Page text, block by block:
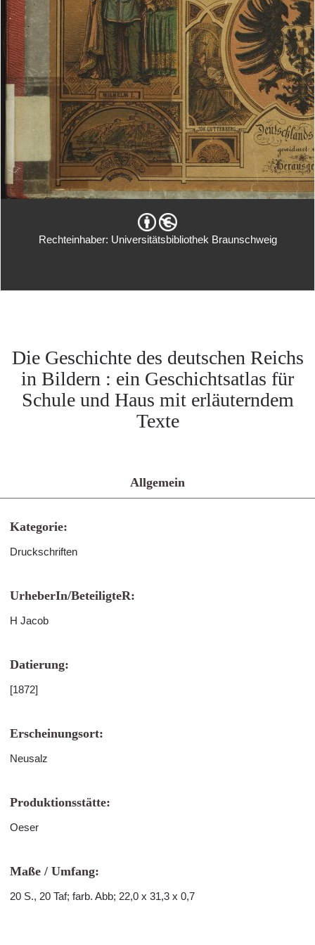
Rechteinhaber: Universitätsbibliothek Braunschweig
Die Geschichte des deutschen Reichs
in Bildern : ein Geschichtsatlas für
Schule und Haus mit erläuterndem
Texte
Allgemein
Kategorie:
Druckschriften
UrheberIn/BeteiligteR:
H Jacob
Datierung:
[1872]
Erscheinungsort:
Neusalz
Produktionsstätte:
Oeser
Maße / Umfang:
20 S., 20 Taf; farb. Abb; 22,0 x 31,3 x 0,7